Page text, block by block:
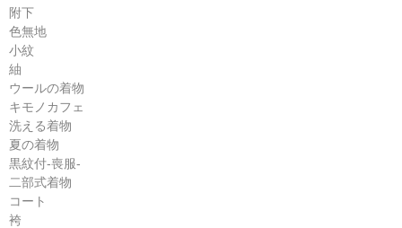
附下
色無地
小紋
紬
ウールの着物
キモノカフェ
洗える着物
夏の着物
黒紋付-喪服-
二部式着物
コート
袴